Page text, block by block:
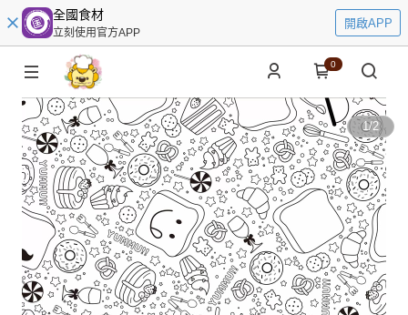
全國食材
立刻使用官方APP
開啟APP
0
1/2